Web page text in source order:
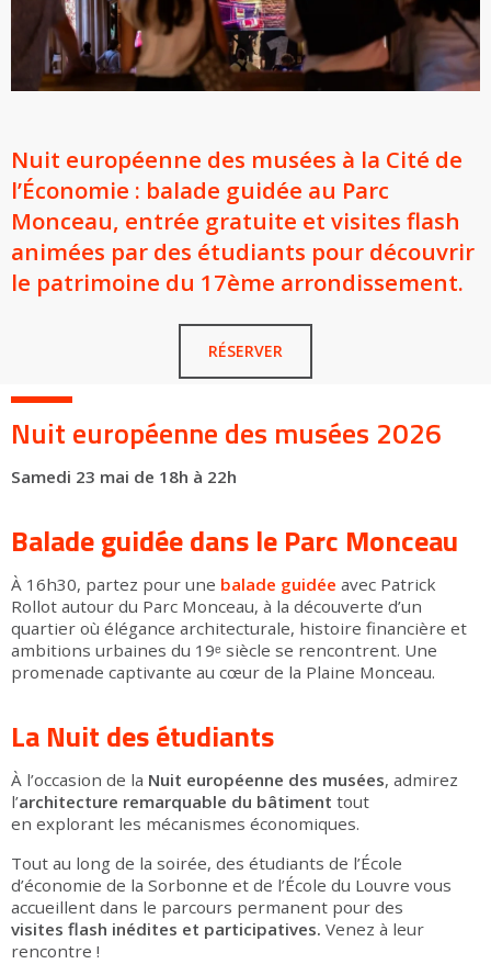
Nuit européenne des musées à la Cité de
l’Économie : balade guidée au Parc
Monceau, entrée gratuite et visites flash
animées par des étudiants pour découvrir
le patrimoine du 17ème arrondissement.
RÉSERVER
Nuit européenne des musées 2026
Samedi 23 mai de 18h à 22h
Balade guidée dans le Parc Monceau
À 16h30, partez pour une balade guidée avec Patrick
Rollot autour du Parc Monceau, à la découverte d’un
quartier où élégance architecturale, histoire financière et
ambitions urbaines du 19ᵉ siècle se rencontrent. Une
promenade captivante au cœur de la Plaine Monceau.
La Nuit des étudiants
À l’occasion de la Nuit européenne des musées, admirez
l’architecture remarquable du bâtiment tout
en explorant les mécanismes économiques.
Tout au long de la soirée, des étudiants de l’École
d’économie de la Sorbonne et de l’École du Louvre vous
accueillent dans le parcours permanent pour des
visites flash inédites et participatives. Venez à leur
rencontre !